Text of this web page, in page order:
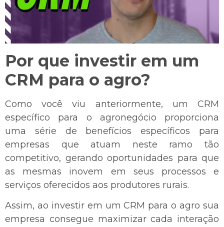
Por que investir em um
CRM para o agro?
Como você viu anteriormente, um CRM
específico para o agronegócio proporciona
uma série de benefícios específicos para
empresas que atuam neste ramo tão
competitivo, gerando oportunidades para que
as mesmas inovem em seus processos e
serviços oferecidos aos produtores rurais.
Assim, ao investir em um CRM para o agro sua
empresa consegue maximizar cada interação